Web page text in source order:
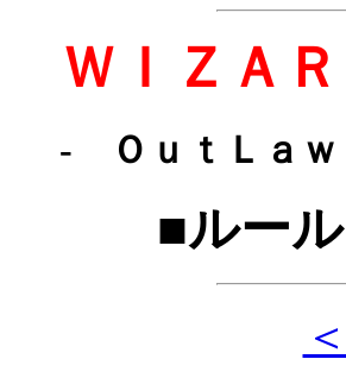
ＷＩＺＡ
- ＯｕｔＬａ
■ルー